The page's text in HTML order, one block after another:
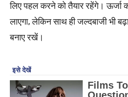
लिए पहल करने को तैयार रहेंगे। ऊर्जा
लाएगा, लेकिन साथ ही जल्दबाजी भी
बनाए रखें।